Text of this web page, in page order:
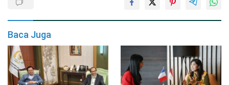
Baca Juga